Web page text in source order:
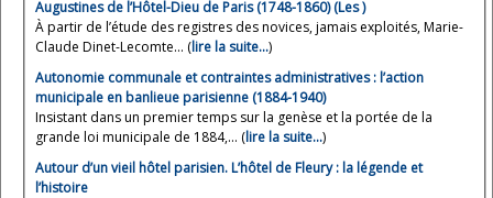
Augustines de l’Hôtel-Dieu de Paris (1748-1860) (Les )
À partir de l’étude des registres des novices, jamais exploités, Marie-
Claude Dinet-Lecomte... (lire la suite…)
Autonomie communale et contraintes administratives : l’action
municipale en banlieue parisienne (1884-1940)
Insistant dans un premier temps sur la genèse et la portée de la
grande loi municipale de 1884,... (lire la suite…)
Autour d’un vieil hôtel parisien. L’hôtel de Fleury : la légende et
l’histoire